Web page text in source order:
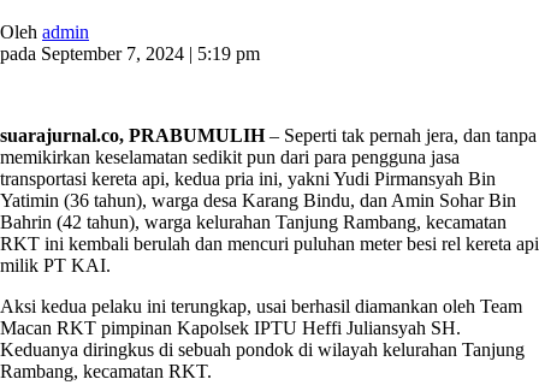
Oleh admin
pada September 7, 2024 | 5:19 pm
suarajurnal.co, PRABUMULIH– Seperti tak pernah jera, dan tanpa
memikirkan keselamatan sedikit pun dari para pengguna jasa
transportasi kereta api, kedua pria ini, yakni Yudi Pirmansyah Bin
Yatimin (36 tahun), warga desa Karang Bindu, dan Amin Sohar Bin
Bahrin (42 tahun), warga kelurahan Tanjung Rambang, kecamatan
RKT ini kembali berulah dan mencuri puluhan meter besi rel kereta api
milik PT KAI.
Aksi kedua pelaku ini terungkap, usai berhasil diamankan oleh Team
Macan RKT pimpinan Kapolsek IPTU Heffi Juliansyah SH.
Keduanya diringkus di sebuah pondok di wilayah kelurahan Tanjung
Rambang, kecamatan RKT.